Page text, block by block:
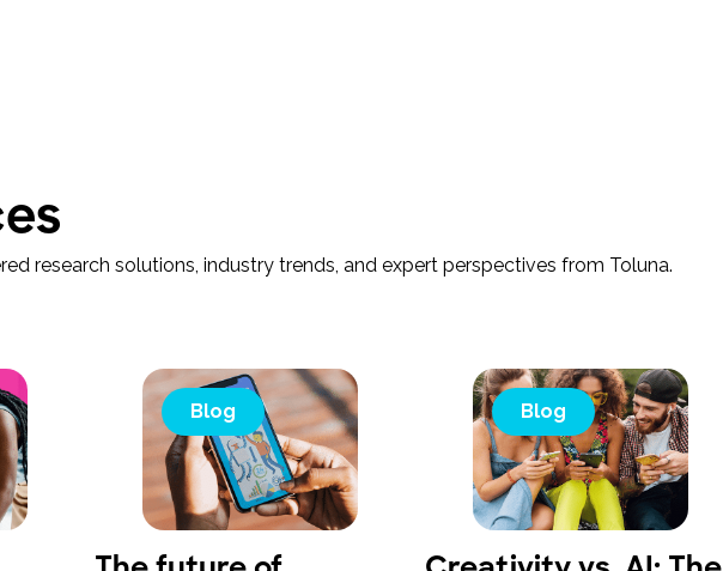
research solutions, industry trends, and expert perspectives from Toluna.
Blog Blog